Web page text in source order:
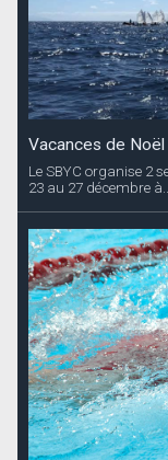
Vacances de
Le SBYC organise 2
23 au 27 décembre à...